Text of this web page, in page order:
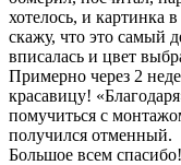
хотелось, и картинка
скажу, что это самый
вписалась и цвет
Примерно через 2
красавицу!
помучиться с
получился отменный.
Большое всем